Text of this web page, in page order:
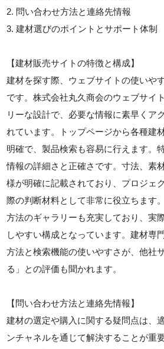
2. 問い合わせ方法と連絡先情報
3. 建材選びのポイントとサポート体制
【建材販売サイトの特徴と構成】
建材を探す際、ウェブサイトの使いや
です。株式会社丸久商会のウェブサイ
リーな設計で、必要な情報に素早くア
れています。トップページから各種建
明確で、製品検索も容易に行えます。
情報の詳細さと正確さです。寸法、素
様が明確に記載されており、プロジェ
際の判断材料として非常に役立ちます
方法のギャラリーも充実しており、実
しやすい構成となっています。建材専
方法と検索機能の使いやすさが、他社
る」との評価も聞かれます。
【問い合わせ方法と連絡先情報】
建材の選定や購入に関する疑問点は、
ンチャネルを通じて解決することが重